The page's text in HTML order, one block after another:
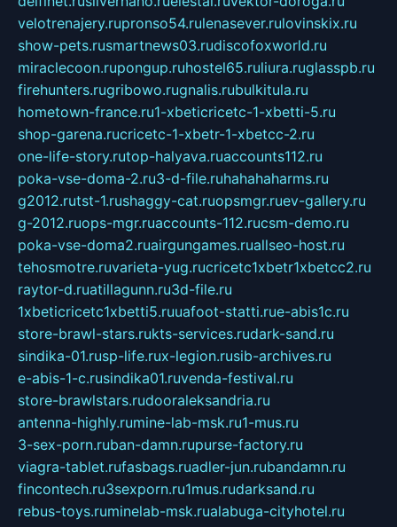
velotrenajery.rupronso54.rulenasever.rulovinskix.ru
show-pets.rusmartnews03.rudiscofoxworld.ru
miraclecoon.rupongup.ruhostel65.ruliura.ruglasspb.ru
firehunters.rugribowo.rugnalis.rubulkitula.ru
hometown-france.ru1-xbeticricetc-1-xbetti-5.ru
shop-garena.rucricetc-1-xbetr-1-xbetcc-2.ru
one-life-story.rutop-halyava.ruaccounts112.ru
poka-vse-doma-2.ru3-d-file.ruhahahaharms.ru
g2012.rutst-1.rushaggy-cat.ruopsmgr.ruev-gallery.ru
g-2012.ruops-mgr.ruaccounts-112.rucsm-demo.ru
poka-vse-doma2.ruairgungames.ruallseo-host.ru
tehosmotre.ruvarieta-yug.rucricetc1xbetr1xbetcc2.ru
raytor-d.ruatillagunn.ru3d-file.ru
1xbeticricetc1xbetti5.ruuafoot-statti.rue-abis1c.ru
store-brawl-stars.rukts-services.rudark-sand.ru
sindika-01.rusp-life.rux-legion.rusib-archives.ru
e-abis-1-c.rusindika01.ruvenda-festival.ru
store-brawlstars.rudooraleksandria.ru
antenna-highly.rumine-lab-msk.ru1-mus.ru
3-sex-porn.ruban-damn.rupurse-factory.ru
viagra-tablet.rufasbags.ruadler-jun.rubandamn.ru
fincontech.ru3sexporn.ru1mus.rudarksand.ru
rebus-toys.ruminelab-msk.rualabuga-cityhotel.ru